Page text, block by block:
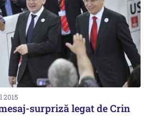
2015
surpriză legat de Crin